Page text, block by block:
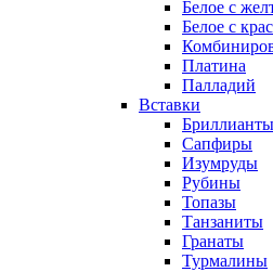
Белое с
Белое с
Платина
Палладий
Вставки
Бриллианты
Сапфиры
Изумруды
Рубины
Топазы
Танзаниты
Гранаты
Турмалины